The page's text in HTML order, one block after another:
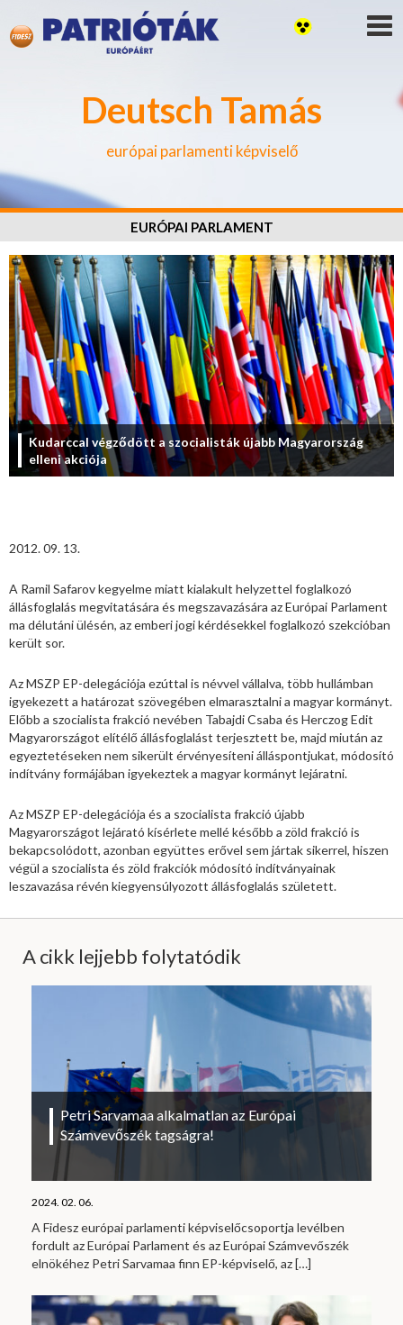
Deutsch Tamás
európai parlamenti képviselő
EURÓPAI PARLAMENT
Kudarccal végződött a szocialisták újabb Magyarország
elleni akciója
2012. 09. 13.
A Ramil Safarov kegyelme miatt kialakult helyzettel foglalkozó
állásfoglalás megvitatására és megszavazására az Európai Parlament
ma délutáni ülésén, az emberi jogi kérdésekkel foglalkozó szekcióban
került sor.
Az MSZP EP-delegációja ezúttal is névvel vállalva, több hullámban
igyekezett a határozat szövegében elmarasztalni a magyar kormányt.
Előbb a szocialista frakció nevében Tabajdi Csaba és Herczog Edit
Magyarországot elítélő állásfoglalást terjesztett be, majd miután az
egyeztetéseken nem sikerült érvényesíteni álláspontjukat, módosító
indítvány formájában igyekeztek a magyar kormányt lejáratni.
Az MSZP EP-delegációja és a szocialista frakció újabb
Magyarországot lejárató kísérlete mellé később a zöld frakció is
bekapcsolódott, azonban együttes erővel sem jártak sikerrel, hiszen
végül a szocialista és zöld frakciók módosító indítványainak
leszavazása révén kiegyensúlyozott állásfoglalás született.
A cikk lejjebb folytatódik
Petri Sarvamaa alkalmatlan az Európai
Számvevőszék tagságra!
2024. 02. 06.
A Fidesz európai parlamenti képviselőcsoportja levélben
fordult az Európai Parlament és az Európai Számvevőszék
elnökéhez Petri Sarvamaa finn EP-képviselő, az[…]